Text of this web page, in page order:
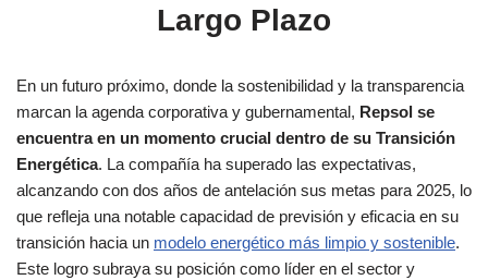
Largo Plazo
En un futuro próximo, donde la sostenibilidad y la transparencia
marcan la agenda corporativa y gubernamental, Repsol se
encuentra en un momento crucial dentro de su Transición
Energética. La compañía ha superado las expectativas,
alcanzando con dos años de antelación sus metas para 2025, lo
que refleja una notable capacidad de previsión y eficacia en su
transición hacia un modelo energético más limpio y sostenible.
Este logro subraya su posición como líder en el sector y